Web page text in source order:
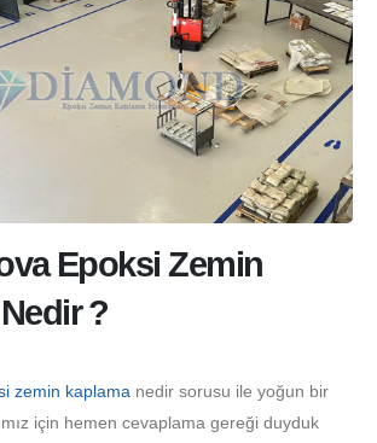
Epoksi Zemin
?
zemin kaplama nedir sorusu ile yoğun bir
için hemen cevaplama gereği duyduk